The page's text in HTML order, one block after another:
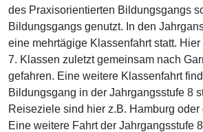
des Praxisorientierten Bildungsgangs
Bildungsgangs genutzt. In den
eine mehrtägige Klassenfahrt statt.
7. Klassen zuletzt gemeinsam nach
gefahren. Eine weitere Klassenfahrt
Bildungsgang in der Jahrgangsstufe 8
Reiseziele sind hier z.B. Hamburg
Eine weitere Fahrt der Jahrgangsstufe